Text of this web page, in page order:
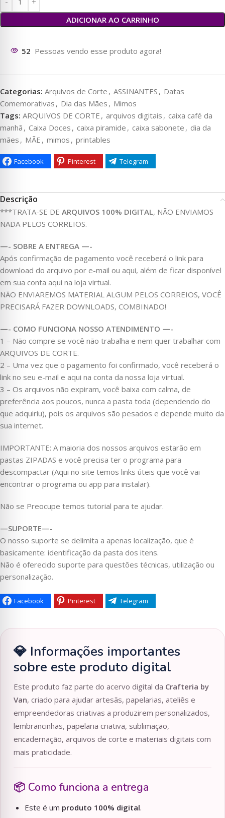
ADICIONAR AO CARRINHO
171 Pessoas vendo esse produto agora!
Categorias: Arquivos de Corte , ASSINANTES , Datas
Comemorativas , Dia das Mães , Mimos
Tags: ARQUIVOS DE CORTE , arquivos digitais , caixa café da
manhã , Caixa Doces , caixa piramide , caixa sabonete , dia da
mães , MÃE , mimos , printables
Facebook Pinterest Telegram
Descrição
***TRATA-SE DE ARQUIVOS 100% DIGITAL, NÃO ENVIAMOS
NADA PELOS CORREIOS.
—- SOBRE A ENTREGA —-
Após confirmação de pagamento você receberá o link para
download do arquivo por e-mail ou aqui, além de ficar disponível
em sua conta aqui na loja virtual.
NÃO ENVIAREMOS MATERIAL ALGUM PELOS CORREIOS, VOCÊ
PRECISARÁ FAZER DOWNLOADS, COMBINADO!
—- COMO FUNCIONA NOSSO ATENDIMENTO —-
1 – Não compre se você não trabalha e nem quer trabalhar com
ARQUIVOS DE CORTE.
2 – Uma vez que o pagamento foi confirmado, você receberá o
link no seu e-mail e aqui na conta da nossa loja virtual.
3 – Os arquivos não expiram, você baixa com calma, de
preferência aos poucos, nunca a pasta toda (dependendo do
que adquiriu), pois os arquivos são pesados e depende muito da
sua internet.
IMPORTANTE: A maioria dos nossos arquivos estarão em
pastas ZIPADAS e você precisa ter o programa para
descompactar (Aqui no site temos links úteis que você vai
encontrar o programa ou app para instalar).
Não se Preocupe temos tutorial para te ajudar.
—SUPORTE—-
O nosso suporte se delimita a apenas localização, que é
basicamente: identificação da pasta dos itens.
Não é oferecido suporte para questões técnicas, utilização ou
personalização.
Facebook Pinterest Telegram
💎 Informações importantes
sobre este produto digital
Este produto faz parte do acervo digital da Crafteria by
Van, criado para ajudar artesãs, papelarias, ateliês e
empreendedoras criativas a produzirem personalizados,
lembrancinhas, papelaria criativa, sublimação,
encadernação, arquivos de corte e materiais digitais com
mais praticidade.
📦 Como funciona a entrega
Este é um produto 100% digital.